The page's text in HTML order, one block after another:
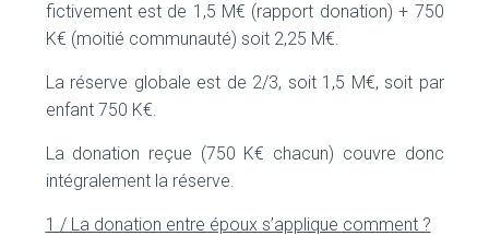
fictivement est de 1,5 M€ (rapport donation) + 750
K€ (moitié communauté) soit 2,25 M€.
La réserve globale est de 2/3, soit 1,5 M€, soit par
enfant 750 K€.
La donation reçue (750 K€ chacun) couvre donc
intégralement la réserve.
1 / La donation entre époux s’applique comment ?